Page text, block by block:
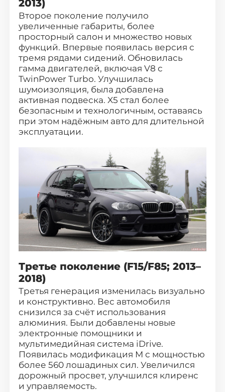
2013)
Второе поколение получило
увеличенные габариты, более
просторный салон и множество новых
функций. Впервые появилась версия с
тремя рядами сидений. Обновилась
гамма двигателей, включая V8 с
TwinPower Turbo. Улучшилась
шумоизоляция, была добавлена
активная подвеска. X5 стал более
безопасным и технологичным, оставаясь
при этом надёжным авто для длительной
эксплуатации.
Третье поколение (F15/F85; 2013–
2018)
Третья генерация изменилась визуально
и конструктивно. Вес автомобиля
снизился за счёт использования
алюминия. Были добавлены новые
электронные помощники и
мультимедийная система iDrive.
Появилась модификация M с мощностью
более 560 лошадиных сил. Увеличился
дорожный просвет, улучшился клиренс
и управляемость.